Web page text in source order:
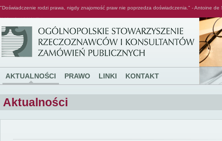
"Doświadczenie rodzi prawa, nigdy znajomość praw nie poprzedza doświadczenia." - Antoine de
AKTUALNOŚCI PRAWO LINKI KONTAKT
Aktualności